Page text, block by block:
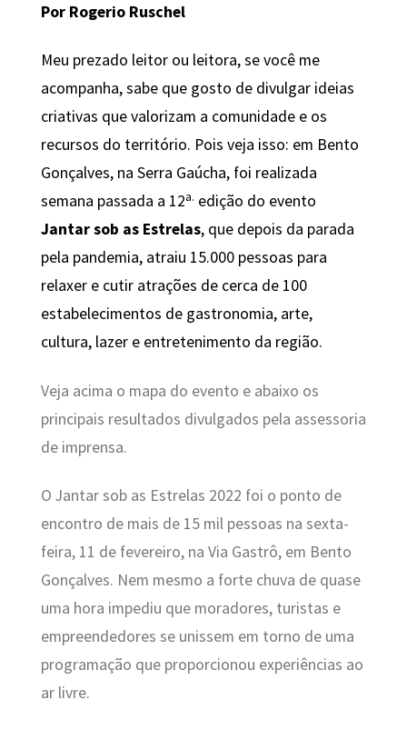
Por Rogerio Ruschel
Meu prezado leitor ou leitora, se você me
acompanha, sabe que gosto de divulgar ideias
criativas que valorizam a comunidade e os
recursos do território. Pois veja isso: em Bento
Gonçalves, na Serra Gaúcha, foi realizada
semana passada a 12a. edição do evento
Jantar sob as Estrelas, que depois da parada
pela pandemia, atraiu 15.000 pessoas para
relaxer e cutir atrações de cerca de 100
estabelecimentos de gastronomia, arte,
cultura, lazer e entretenimento da região.
Veja acima o mapa do evento e abaixo os
principais resultados divulgados pela assessoria
de imprensa.
O Jantar sob as Estrelas 2022 foi o ponto de
encontro de mais de 15 mil pessoas na sexta-
feira, 11 de fevereiro, na Via Gastrô, em Bento
Gonçalves. Nem mesmo a forte chuva de quase
uma hora impediu que moradores, turistas e
empreendedores se unissem em torno de uma
programação que proporcionou experiências ao
ar livre.